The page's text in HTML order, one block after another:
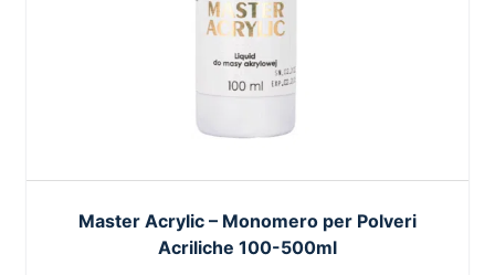
Master Acrylic – Monomero per Polveri
Acriliche 100-500ml